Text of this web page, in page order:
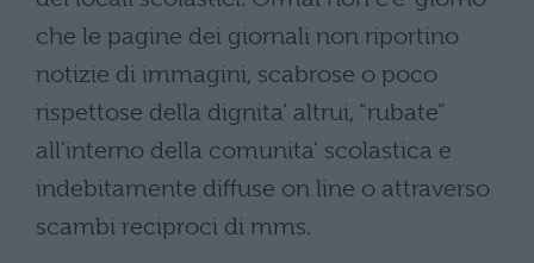
che le pagine dei giornali non riportino
notizie di immagini, scabrose o poco
rispettose della dignita’ altrui, ”rubate”
all’interno della comunita’ scolastica e
indebitamente diffuse on line o attraverso
scambi reciproci di mms.